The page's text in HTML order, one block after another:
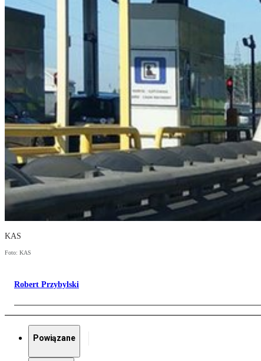
KAS
Foto: KAS
Robert Przybylski
Powiązane